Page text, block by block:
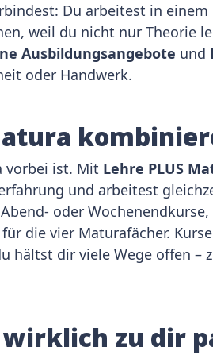
Du arbeitest in
weil du nicht nur Theorie
Ausbildungsangebote und
oder Handwerk.
vorbei ist. Mit Lehre PLUS
und arbeitest
oder
die vier Maturafächer.
hältst dir viele Wege offen –
zu dir